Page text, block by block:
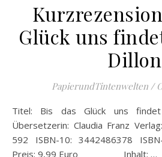
Glück uns
Dillon
PapierundTintenwelten /
Titel: Bis das Glück uns findet Autorin: Lucy Dillon
Übersetzerin: Claudia Franz
592 ISBN-10: 3442486378
Preis: 9,99 Euro Inhalt: …